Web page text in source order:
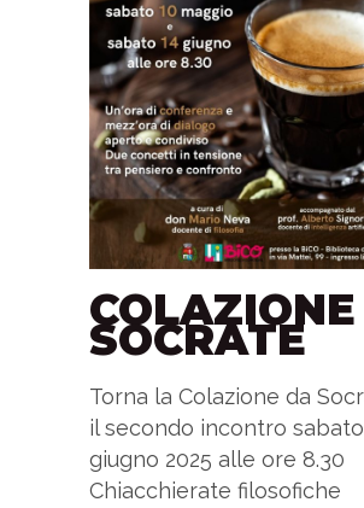
SOCRATE
Torna la Colazione da
il secondo incontro
giugno 2025 alle ore 8.30
Chiacchierate filosofiche